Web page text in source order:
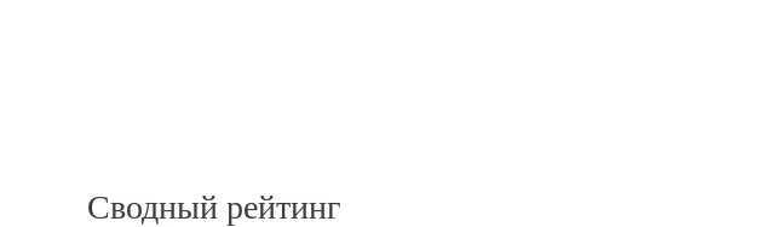
Сводный рейтинг